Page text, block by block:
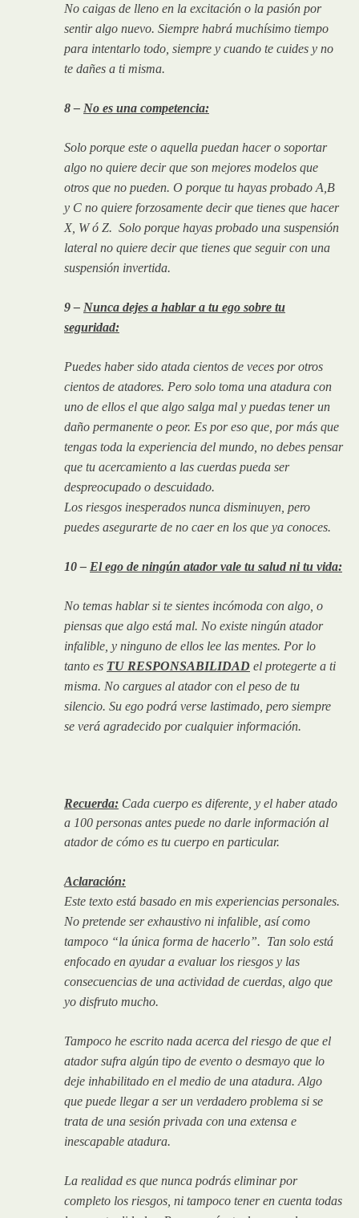
No caigas de lleno en la excitación o la pasión por
sentir algo nuevo. Siempre habrá muchísimo tiempo
para intentarlo todo, siempre y cuando te cuides y no
te dañes a ti misma.
8 – No es una competencia:
Solo porque este o aquella puedan hacer o soportar
algo no quiere decir que son mejores modelos que
otros que no pueden. O porque tu hayas probado A,B
y C no quiere forzosamente decir que tienes que hacer
X, W ó Z. Solo porque hayas probado una suspensión
lateral no quiere decir que tienes que seguir con una
suspensión invertida.
9 – Nunca dejes a hablar a tu ego sobre tu
seguridad:
Puedes haber sido atada cientos de veces por otros
cientos de atadores. Pero solo toma una atadura con
uno de ellos el que algo salga mal y puedas tener un
daño permanente o peor. Es por eso que, por más que
tengas toda la experiencia del mundo, no debes pensar
que tu acercamiento a las cuerdas pueda ser
despreocupado o descuidado.
Los riesgos inesperados nunca disminuyen, pero
puedes asegurarte de no caer en los que ya conoces.
10 – El ego de ningún atador vale tu salud ni tu vida:
No temas hablar si te sientes incómoda con algo, o
piensas que algo está mal. No existe ningún atador
infalible, y ninguno de ellos lee las mentes. Por lo
tanto es TU RESPONSABILIDAD el protegerte a ti
misma. No cargues al atador con el peso de tu
silencio. Su ego podrá verse lastimado, pero siempre
se verá agradecido por cualquier información.
Recuerda: Cada cuerpo es diferente, y el haber atado
a 100 personas antes puede no darle información al
atador de cómo es tu cuerpo en particular.
Aclaración:
Este texto está basado en mis experiencias personales.
No pretende ser exhaustivo ni infalible, así como
tampoco “la única forma de hacerlo”. Tan solo está
enfocado en ayudar a evaluar los riesgos y las
consecuencias de una actividad de cuerdas, algo que
yo disfruto mucho.
Tampoco he escrito nada acerca del riesgo de que el
atador sufra algún tipo de evento o desmayo que lo
deje inhabilitado en el medio de una atadura. Algo
que puede llegar a ser un verdadero problema si se
trata de una sesión privada con una extensa e
inescapable atadura.
La realidad es que nunca podrás eliminar por
completo los riesgos, ni tampoco tener en cuenta todas